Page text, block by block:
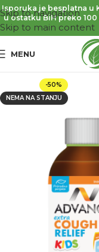
Skip to navigation
Skip to main content
Isporuka je besplatna u
u ostatku BiH preko
MENU
-50%
NEMA NA STANJU